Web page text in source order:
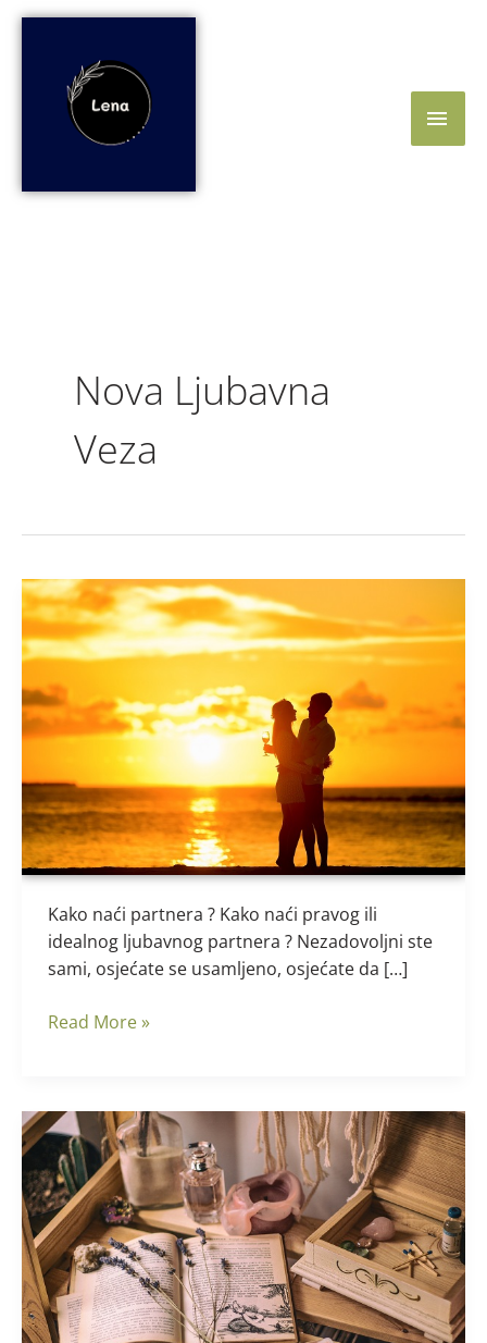
Skip
Nova Ljubavna
Veza
Kako naći partnera ? Kako naći pravog ili
idealnog ljubavnog partnera ? Nezadovoljni ste
sami, osjećate se usamljeno, osjećate da […]
Kako
naći
partnera
Read More »
Tarot
sudbina-
da
li
je
sve
unaprijed